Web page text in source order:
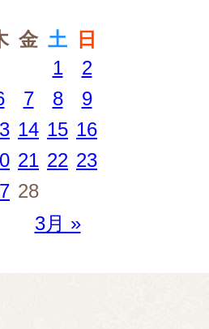
金 土 日
3月 »
1
2
7 8
9
14 15 16
21 22 23
28